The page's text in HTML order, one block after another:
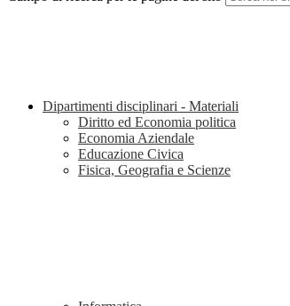
Dipartimenti disciplinari - Materiali
Diritto ed Economia politica
Economia Aziendale
Educazione Civica
Fisica, Geografia e Scienze